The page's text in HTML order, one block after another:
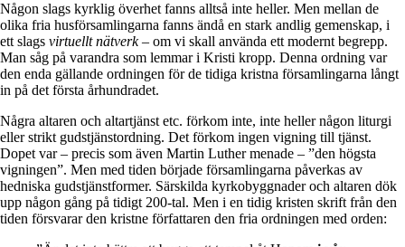
Någon slags kyrklig överhet fanns alltså inte heller. Men mellan de
olika fria husförsamlingarna fanns ändå en stark andlig gemenskap, i
ett slags virtuellt nätverk– om vi skall använda ett modernt begrepp.
Man såg på varandra som lemmar i Kristi kropp. Denna ordning var
den enda gällande ordningen för de tidiga kristna församlingarna långt
in på det första århundradet.
Några altaren och altartjänst etc. förkom inte, inte heller någon liturgi
eller strikt gudstjänstordning. Det förkom ingen vigning till tjänst.
Dopet var – precis som även Martin Luther menade – ”den högsta
vigningen”. Men med tiden började församlingarna påverkas av
hedniska gudstjänstformer. Särskilda kyrkobyggnader och altaren dök
upp någon gång på tidigt 200-tal. Men i en tidig kristen skrift från den
tiden försvarar den kristne författaren den fria ordningen med orden: